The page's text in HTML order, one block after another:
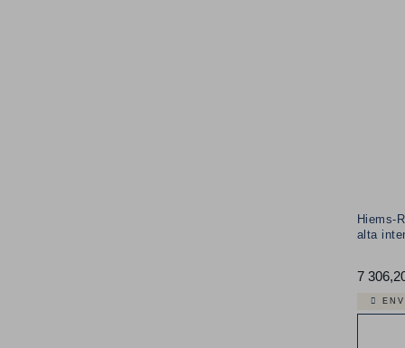
Hiems-
alta
7